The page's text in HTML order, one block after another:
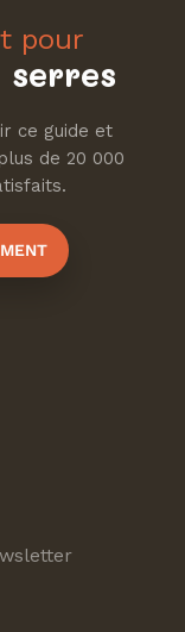
pour
ce guide et
de 20 000